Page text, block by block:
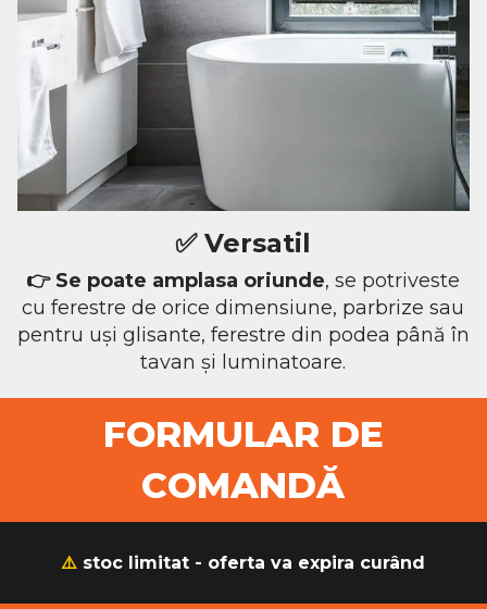
✅ Versatil
👉 Se poate amplasa oriunde,se potriveste
cu ferestre de orice dimensiune, parbrize sau
pentru uși glisante, ferestre din podea până în
tavan și luminatoare.
FORMULAR DE
COMANDĂ
⚠️ stoc limitat - oferta va expira curând